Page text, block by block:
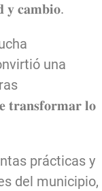
𝐲 𝐜𝐚𝐦𝐛𝐢𝐨.
una
𝐥𝐨
prácticas y
del municipio,